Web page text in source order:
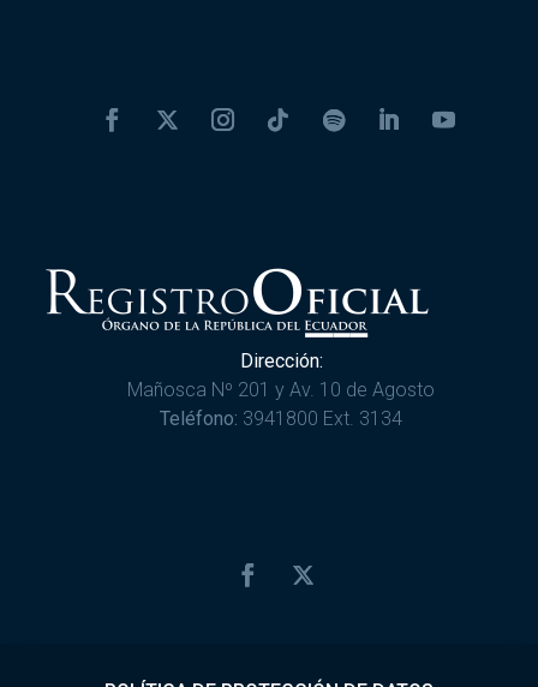
Dirección:
Mañosca Nº 201 y Av. 10 de Agosto
Teléfono: 3941800 Ext. 3134